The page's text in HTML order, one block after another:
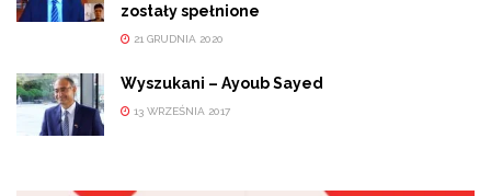
zostały spełnione
21 GRUDNIA 2020
Wyszukani – Ayoub Sayed
13 WRZEŚNIA 2017